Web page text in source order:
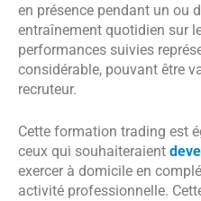
en présence pendant un ou
entraînement quotidien sur
performances suivies
considérable, pouvant être
recruteur.
Cette formation trading est
ceux qui souhaiteraient
exercer à domicile en
activité professionnelle.